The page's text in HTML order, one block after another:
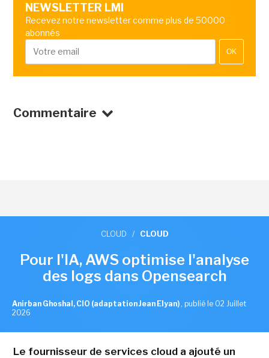
NEWSLETTER LMI
Recevez notre newsletter comme plus de 50000
abonnés
OK
Commentaire
CLOUD / CLOUD
Pour l'IA, AWS optimise l'analyse
des logs dans Opensearch
Anirban Ghoshal, CIO (adaptation Jean Elyan) , publié le 02 Juillet
2026
Le fournisseur de services cloud a ajouté un